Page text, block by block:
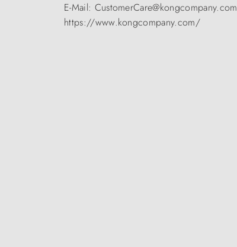
E-Mail: CustomerCare@kongcompany.com
https://www.kongcompany.com/